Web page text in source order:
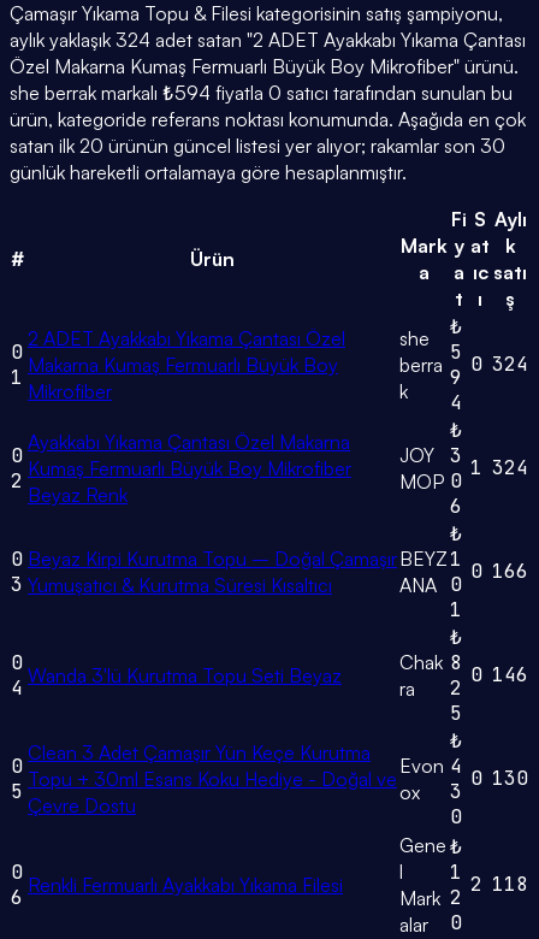
Çamaşır Yıkama Topu & Filesi kategorisinin satış şampiyonu,
aylık yaklaşık 324 adet satan "2 ADET Ayakkabı Yıkama Çantası
Özel Makarna Kumaş Fermuarlı Büyük Boy Mikrofiber" ürünü.
she berrak markalı ₺594 fiyatla 0 satıcı tarafından sunulan bu
ürün, kategoride referans noktası konumunda. Aşağıda en çok
satan ilk 20 ürünün güncel listesi yer alıyor; rakamlar son 30
günlük hareketli ortalamaya göre hesaplanmıştır.
# Ürün
Mark
a
Fi
y
a
t
S
at
ıc
ı
Aylı
k
satı
ş
0
1
2 ADET Ayakkabı Yıkama Çantası Özel
Makarna Kumaş Fermuarlı Büyük Boy
Mikrofiber
she
berra
k
₺
5
9
4
0 324
0
2
Ayakkabı Yıkama Çantası Özel Makarna
Kumaş Fermuarlı Büyük Boy Mikrofiber
Beyaz Renk
JOY
MOP
₺
3
0
6
1 324
0
3
Beyaz Kirpi Kurutma Topu – Doğal Çamaşır
Yumuşatıcı & Kurutma Süresi Kısaltıcı
BEYZ
ANA
₺
1
0
1
0 166
0
4 Wanda 3'lü Kurutma Topu Seti Beyaz
Chak
ra
₺
8
2
5
0 146
0
5
Clean 3 Adet Çamaşır Yün Keçe Kurutma
Topu + 30ml Esans Koku Hediye - Doğal ve
Çevre Dostu
Evon
ox
₺
4
3
0
0 130
0
6 Renkli Fermuarlı Ayakkabı Yıkama Filesi
Gene
l
Mark
alar
₺
1
2
0
2 118